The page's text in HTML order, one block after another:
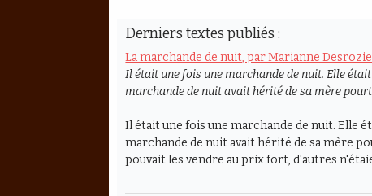
Derniers textes publiés :
La marchande de nuit, par Marianne
Il était une fois une marchande de nuit. Elle
marchande de nuit avait hérité de sa mère
Il était une fois une marchande de nuit. Elle
marchande de nuit avait hérité de sa mère
pouvait les vendre au prix fort, d'autres